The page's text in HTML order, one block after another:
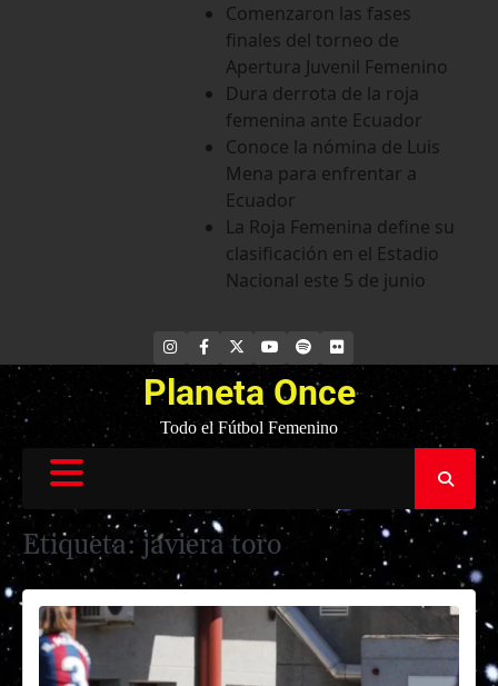
Comenzaron las fases
finales del torneo de
Apertura Juvenil Femenino
Dura derrota de la roja
femenina ante Ecuador
Conoce la nómina de Luis
Mena para enfrentar a
Ecuador
La Roja Femenina define su
clasificación en el Estadio
Nacional este 5 de junio
INSTAGRAM
FACEBOOK YOUTUBE
SPOTIFYFLICKR
Planeta Once
Todo el Fútbol Femenino
Etiqueta: javiera toro